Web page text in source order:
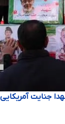
جنایت